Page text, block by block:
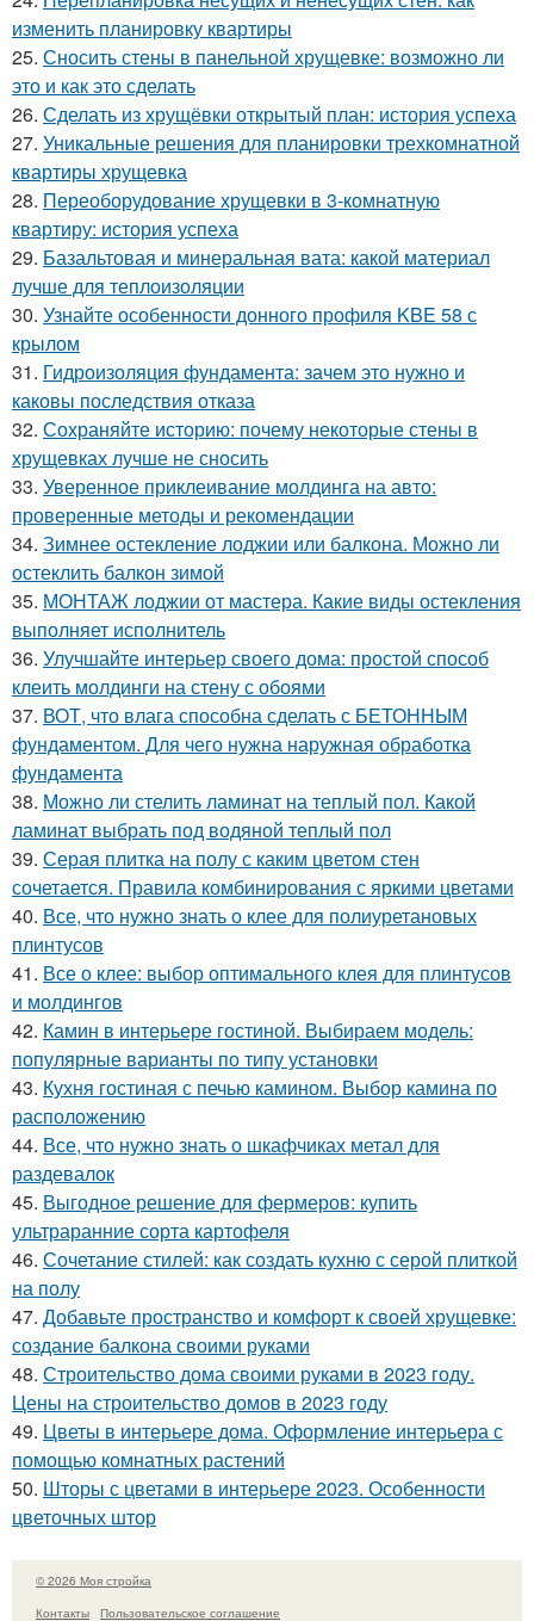
изменить планировку квартиры
25. Сносить стены в панельной хрущевке: возможно ли
это и как это сделать
26. Сделать из хрущёвки открытый план: история успеха
27. Уникальные решения для планировки трехкомнатной
квартиры хрущевка
28. Переоборудование хрущевки в 3-комнатную
квартиру: история успеха
29. Базальтовая и минеральная вата: какой материал
лучше для теплоизоляции
30. Узнайте особенности донного профиля KBE 58 с
крылом
31. Гидроизоляция фундамента: зачем это нужно и
каковы последствия отказа
32. Сохраняйте историю: почему некоторые стены в
хрущевках лучше не сносить
33. Уверенное приклеивание молдинга на авто:
проверенные методы и рекомендации
34. Зимнее остекление лоджии или балкона. Можно ли
остеклить балкон зимой
35. МОНТАЖ лоджии от мастера. Какие виды остекления
выполняет исполнитель
36. Улучшайте интерьер своего дома: простой способ
клеить молдинги на стену с обоями
37. ВОТ, что влага способна сделать с БЕТОННЫМ
фундаментом. Для чего нужна наружная обработка
фундамента
38. Можно ли стелить ламинат на теплый пол. Какой
ламинат выбрать под водяной теплый пол
39. Серая плитка на полу с каким цветом стен
сочетается. Правила комбинирования с яркими цветами
40. Все, что нужно знать о клее для полиуретановых
плинтусов
41. Все о клее: выбор оптимального клея для плинтусов
и молдингов
42. Камин в интерьере гостиной. Выбираем модель:
популярные варианты по типу установки
43. Кухня гостиная с печью камином. Выбор камина по
расположению
44. Все, что нужно знать о шкафчиках метал для
раздевалок
45. Выгодное решение для фермеров: купить
ультраранние сорта картофеля
46. Сочетание стилей: как создать кухню с серой плиткой
на полу
47. Добавьте пространство и комфорт к своей хрущевке:
создание балкона своими руками
48. Строительство дома своими руками в 2023 году.
Цены на строительство домов в 2023 году
49. Цветы в интерьере дома. Оформление интерьера с
помощью комнатных растений
50. Шторы с цветами в интерьере 2023. Особенности
цветочных штор
© 2026 Моя стройка
Контакты
Пользовательское соглашение